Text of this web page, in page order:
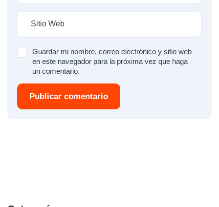
Guardar mi nombre, correo electrónico y sitio web
en este navegador para la próxima vez que haga
un comentario.
Publicar comentario